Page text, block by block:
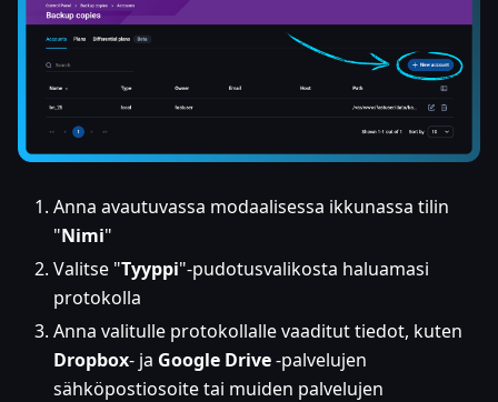
Anna avautuvassa modaalisessa ikkunassa tilin
"Nimi"
Valitse "Tyyppi"-pudotusvalikosta haluamasi
protokolla
Anna valitulle protokollalle vaaditut tiedot, kuten
Dropbox- ja Google Drive-palvelujen
sähköpostiosoite tai muiden palvelujen